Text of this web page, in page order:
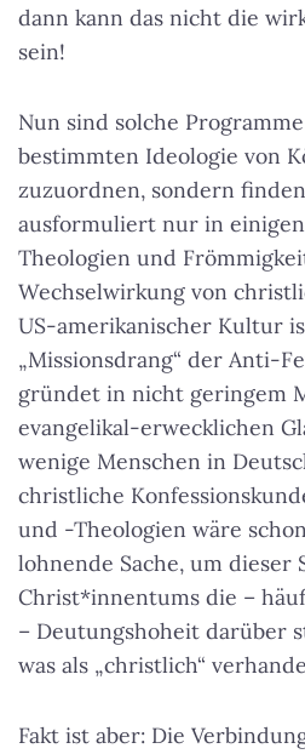
dann kann das nicht die
sein!
Nun sind solche
bestimmten Ideologie von
zuzuordnen, sondern
ausformuliert nur in
Theologien und
Wechselwirkung von
US-amerikanischer Kultur
„Missionsdrang“ der Anti-
gründet in nicht geringem
evangelikal-erwecklichen
wenige Menschen in
christliche
und -Theologien wäre
lohnende Sache, um dieser
Christ*innentums die –
– Deutungshoheit darüber
was als „christlich“
Fakt ist aber: Die